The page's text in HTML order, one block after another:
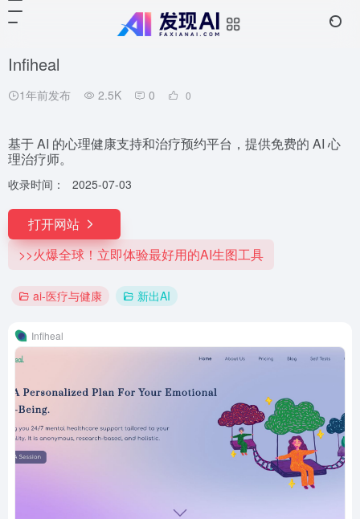
Infiheal
1年前发布 2.5K 0 0
基于 AI 的心理健康支持和治疗预约平台，提供免费的 AI 心
理治疗师。
收录时间： 2025-07-03
打开网站
>>火爆全球！立即体验最好用的AI生图工具
ai-医疗与健康 新出AI
Infiheal